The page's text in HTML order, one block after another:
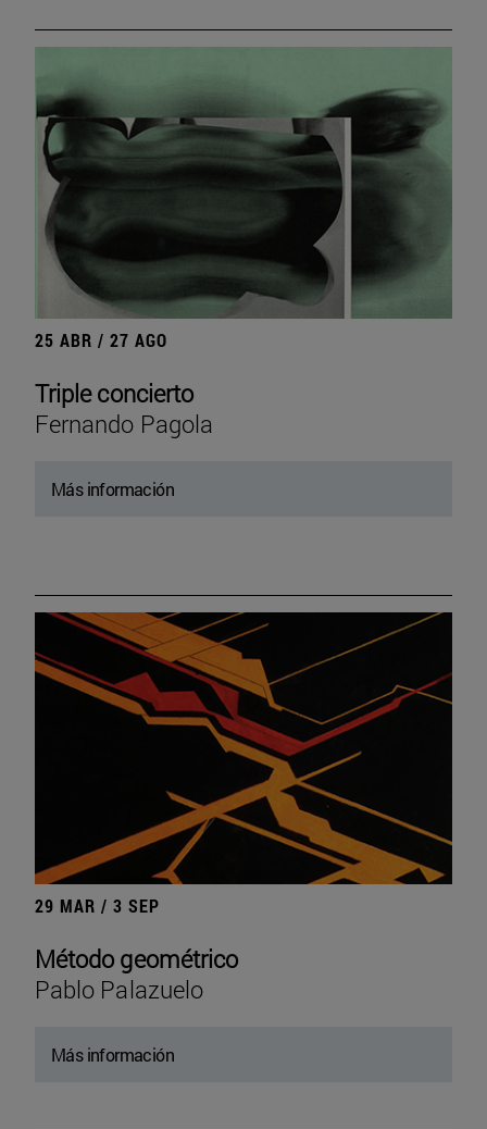
25 ABR / 27 AGO
Triple concierto
Fernando Pagola
Más información
29 MAR / 3 SEP
Método geométrico
Pablo Palazuelo
Más información